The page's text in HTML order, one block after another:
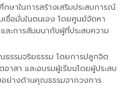
กษาในการสร้างเสริมประสบการณ์
ชื่อมั่นในตนเอง โดยศูนย์จัดหา
ละการสัมมนากับผู้ที่ประสบความ
ธรรมจริยธรรม โดยการปลูกจิต
าสา และอบรมผู้เรียนโดยผู้ประสบ
อย่างด้านคุณธรรมจากวงการ